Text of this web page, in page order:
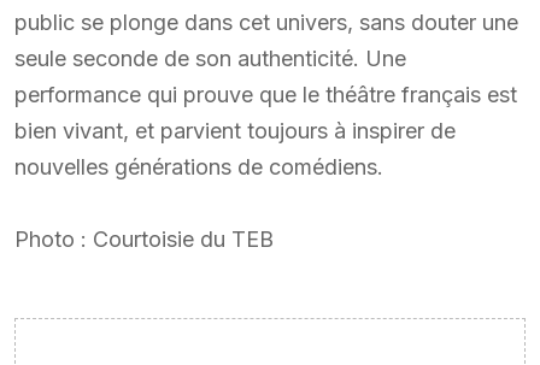
public se plonge dans cet univers, sans douter une
seule seconde de son authenticité. Une
performance qui prouve que le théâtre français est
bien vivant, et parvient toujours à inspirer de
nouvelles générations de comédiens.
Photo : Courtoisie du TEB